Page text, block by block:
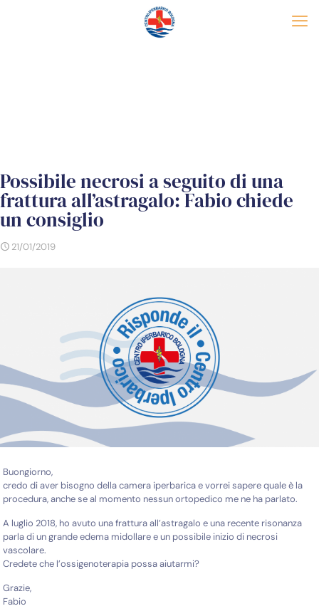
Possibile necrosi a seguito di una
frattura all’astragalo: Fabio chiede
un consiglio
21/01/2019
Buongiorno,
credo di aver bisogno della camera iperbarica e vorrei sapere quale è la
procedura, anche se al momento nessun ortopedico me ne ha parlato.
A luglio 2018, ho avuto una frattura all’astragalo e una recente risonanza
parla di un grande edema midollare e un possibile inizio di necrosi
vascolare.
Credete che l’ossigenoterapia possa aiutarmi?
Grazie,
Fabio